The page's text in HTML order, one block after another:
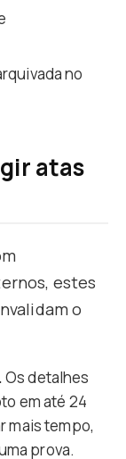
no
atas
estes
o
Os detalhes
em até 24
mais tempo,
prova.